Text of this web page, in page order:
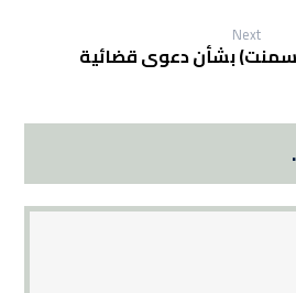
Next
بشأن دعوى قضائية